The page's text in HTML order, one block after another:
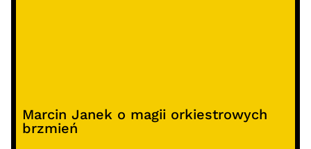
Marcin Janek o magii orkiestrowych
brzmień